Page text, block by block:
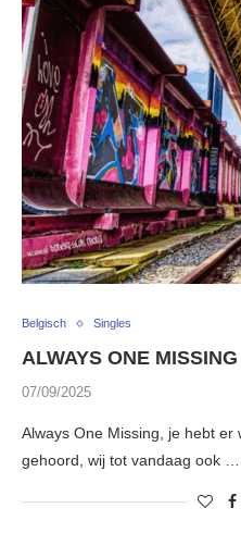
Belgisch Singles
ALWAYS ONE
07/09/2025
Always One Missing, je hebt er
gehoord, wij tot vandaag ook …